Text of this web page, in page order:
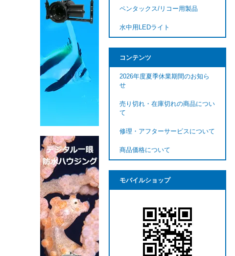
ペンタックス/リコー用製品
水中用LEDライト
コンテンツ
2026年度夏季休業期間のお知ら
せ
売り切れ・在庫切れの商品につい
て
修理・アフターサービスについて
商品価格について
モバイルショップ